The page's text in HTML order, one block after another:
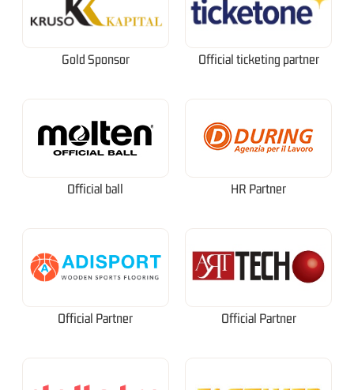
Gold Sponsor Official ticketing partner
Official ball HR Partner
Official Partner Official Partner